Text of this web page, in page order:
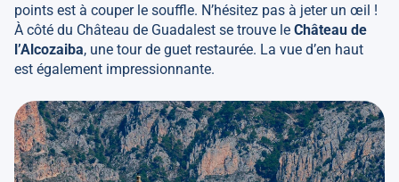
points est à couper le souffle. N’hésitez pas à jeter un œil !
À côté du Château de Guadalest se trouve le Château de
l’Alcozaiba, une tour de guet restaurée. La vue d’en haut
est également impressionnante.